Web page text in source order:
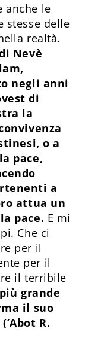
anche le
stesse delle
realtà.
Nevè
negli anni
di
la
o a
pace,
a
attua un
pace. E mi
Che ci
per il
per il
il terribile
grande
il suo
R.